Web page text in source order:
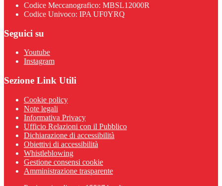
Codice Meccanografico: MBSL12000R
Codice Univoco: IPA UF0YRQ
Seguici su
Youtube
Instagram
Sezione Link Utili
Cookie policy
Note legali
Informativa Privacy
Ufficio Relazioni con il Pubblico
Dichiarazione di accessibilità
Obiettivi di accessibilità
Whistleblowing
Gestione consensi cookie
Amministrazione trasparente